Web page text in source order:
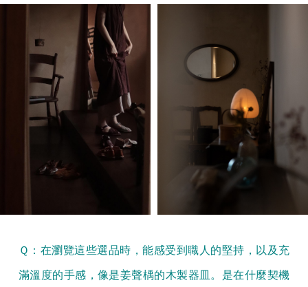
Ｑ：在瀏覽這些選品時，能感受到職人的堅持，以及充
滿溫度的手感，像是姜聲楀的木製器皿。是在什麼契機